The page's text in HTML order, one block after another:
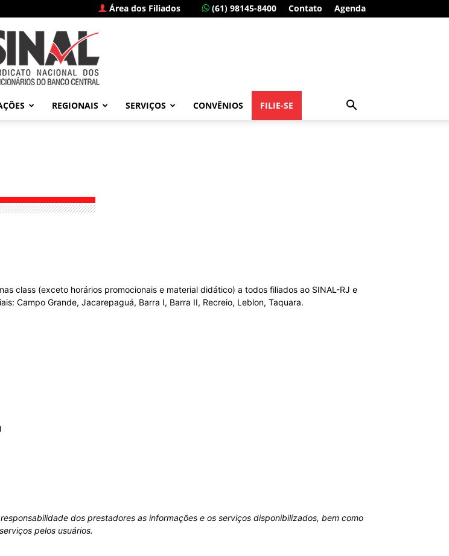
Área dos Filiados (61) 98145-8400 Contato Agenda
–
Funcionários
REGIONAIS SERVIÇOS CONVÊNIOS FILIE-SE
class (exceto horários promocionais e material didático) a todos filiados ao SINAL-RJ e
Campo Grande, Jacarepaguá, Barra I, Barra II, Recreio, Leblon, Taquara.
dos prestadores as informações e os serviços disponibilizados, bem como
pelos usuários.